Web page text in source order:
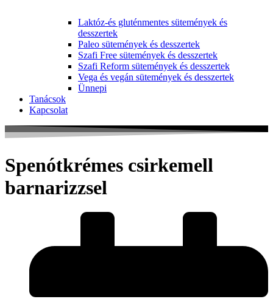
Laktóz-és gluténmentes sütemények és
desszertek
Paleo sütemények és desszertek
Szafi Free sütemények és desszertek
Szafi Reform sütemények és desszertek
Vega és vegán sütemények és desszertek
Ünnepi
Tanácsok
Kapcsolat
Spenótkrémes csirkemell
barnarizzsel